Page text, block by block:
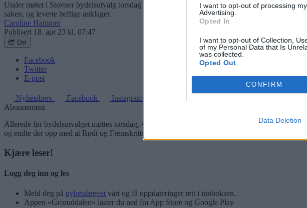
I want to opt-out of processing
Advertising.
Opted In
I want to opt-out of Collection,
of my Personal Data that Is
was collected.
Opted Out
CONFIRM
Data Deletion
Under møtet i Stovner bydelsutvalg torsdag 13. april, ble det høy temperatur da en søknad
saken, og leverte heftige anklager.
Caroline Hammer
Publisert 18. apr 23 kl. 07:47
Del
Facebook
Twitter
E-post
Nyhetsbrev Facebook
Instagram
Abonnement
Allerede før bydelsutvalget møttes torsdag, var det tydelig at det kom til å bli en heftig
og endte der opp med at Rødt og Fremskrittspartiet stemte for å gi tillatelse til byggingen.
Kjære leser!
Logg deg inn og les
Meld deg på nyhetsbrevet vårt og få oppdateringer rett i innboksen.
Appen «Groruddalen» laster du ned fra App Store og Google Play